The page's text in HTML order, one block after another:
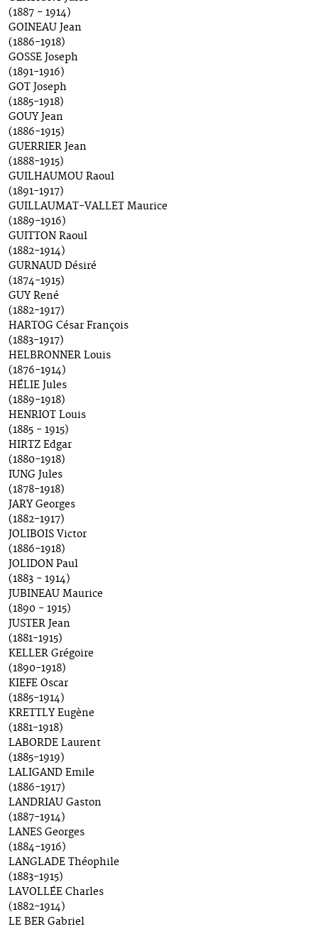
(1887 - 1914)
GOINEAU Jean
(1886-1918)
GOSSE Joseph
(1891-1916)
GOT Joseph
(1885-1918)
GOUY Jean
(1886-1915)
GUERRIER Jean
(1888-1915)
GUILHAUMOU Raoul
(1891-1917)
GUILLAUMAT-VALLET Maurice
(1889-1916)
GUITTON Raoul
(1882-1914)
GURNAUD Désiré
(1874-1915)
GUY René
(1882-1917)
HARTOG César François
(1883-1917)
HELBRONNER Louis
(1876-1914)
HÉLIE Jules
(1889-1918)
HENRIOT Louis
(1885 - 1915)
HIRTZ Edgar
(1880-1918)
IUNG Jules
(1878-1918)
JARY Georges
(1882-1917)
JOLIBOIS Victor
(1886-1918)
JOLIDON Paul
(1883 - 1914)
JUBINEAU Maurice
(1890 - 1915)
JUSTER Jean
(1881-1915)
KELLER Grégoire
(1890-1918)
KIEFE Oscar
(1885-1914)
KRETTLY Eugène
(1881-1918)
LABORDE Laurent
(1885-1919)
LALIGAND Emile
(1886-1917)
LANDRIAU Gaston
(1887-1914)
LANES Georges
(1884-1916)
LANGLADE Théophile
(1883-1915)
LAVOLLÉE Charles
(1882-1914)
LE BER Gabriel